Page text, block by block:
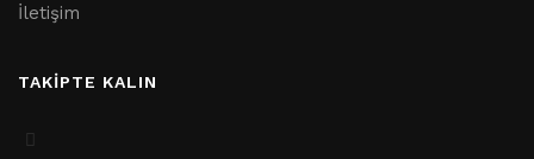
İletişim
TAKİPTE KALIN